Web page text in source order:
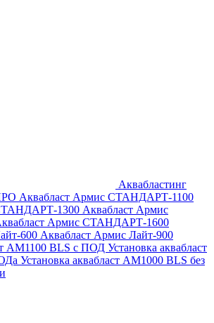
Аквабластинг
Аквабласт Армис СТАНДАРТ-1100
1300 Аквабласт Армис
Армис СТАНДАРТ-1600
600 Аквабласт Армис Лайт-900
AM1100 BLS с ПОД Установка аквабласт
Установка аквабласт AM1000 BLS без